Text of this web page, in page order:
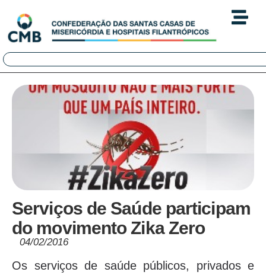
Serviços de Saúde participam
do movimento Zika Zero
04/02/2016
Os serviços de saúde públicos, privados e